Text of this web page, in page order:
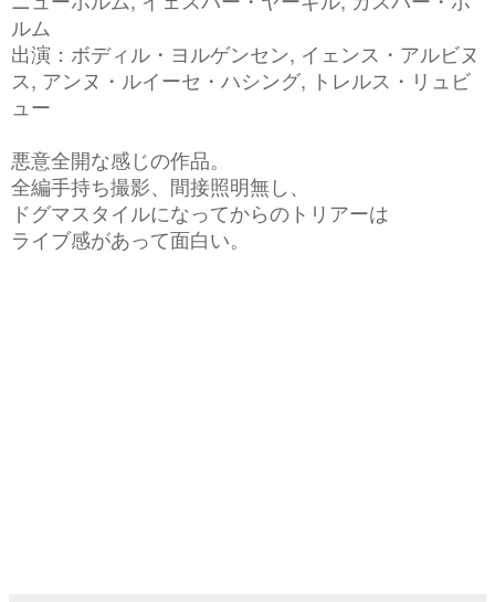
ルム
出演：ボディル・ヨルゲンセン, イェンス・アルビヌ
ス, アンヌ・ルイーセ・ハシング, トレルス・リュビ
ュー
悪意全開な感じの作品。
全編手持ち撮影、間接照明無し、
ドグマスタイルになってからのトリアーは
ライブ感があって面白い。